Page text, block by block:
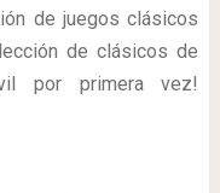
de juegos clásicos
de clásicos de
por primera vez!